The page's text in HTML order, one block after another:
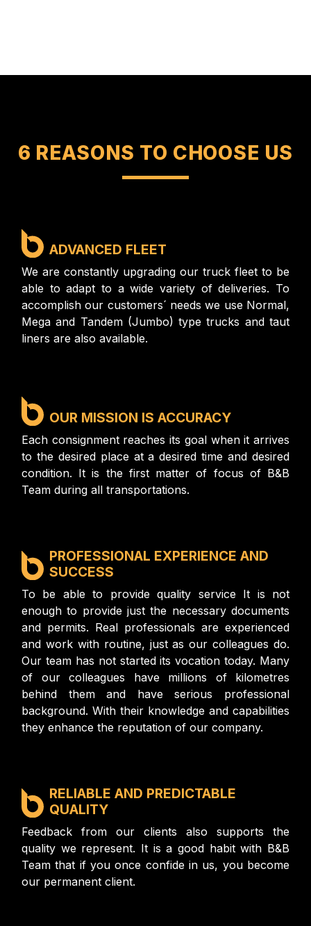
6 REASONS TO CHOOSE US
ADVANCED FLEET
We are constantly upgrading our truck fleet to be
able to adapt to a wide variety of deliveries. To
accomplish our customers´ needs we use Normal,
Mega and Tandem (Jumbo) type trucks and taut
liners are also available.
OUR MISSION IS ACCURACY
Each consignment reaches its goal when it arrives
to the desired place at a desired time and desired
condition. It is the first matter of focus of B&B
Team during all transportations.
PROFESSIONAL EXPERIENCE AND
SUCCESS
To be able to provide quality service It is not
enough to provide just the necessary documents
and permits. Real professionals are experienced
and work with routine, just as our colleagues do.
Our team has not started its vocation today. Many
of our colleagues have millions of kilometres
behind them and have serious professional
background. With their knowledge and capabilities
they enhance the reputation of our company.
RELIABLE AND PREDICTABLE
QUALITY
Feedback from our clients also supports the
quality we represent. It is a good habit with B&B
Team that if you once confide in us, you become
our permanent client.